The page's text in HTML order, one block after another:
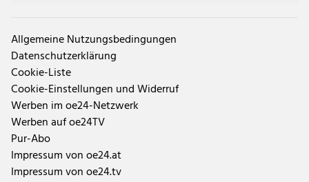
Allgemeine Nutzungsbedingungen
Datenschutzerklärung
Cookie-Liste
Cookie-Einstellungen und Widerruf
Werben im oe24-Netzwerk
Werben auf oe24TV
Pur-Abo
Impressum von oe24.at
Impressum von oe24.tv